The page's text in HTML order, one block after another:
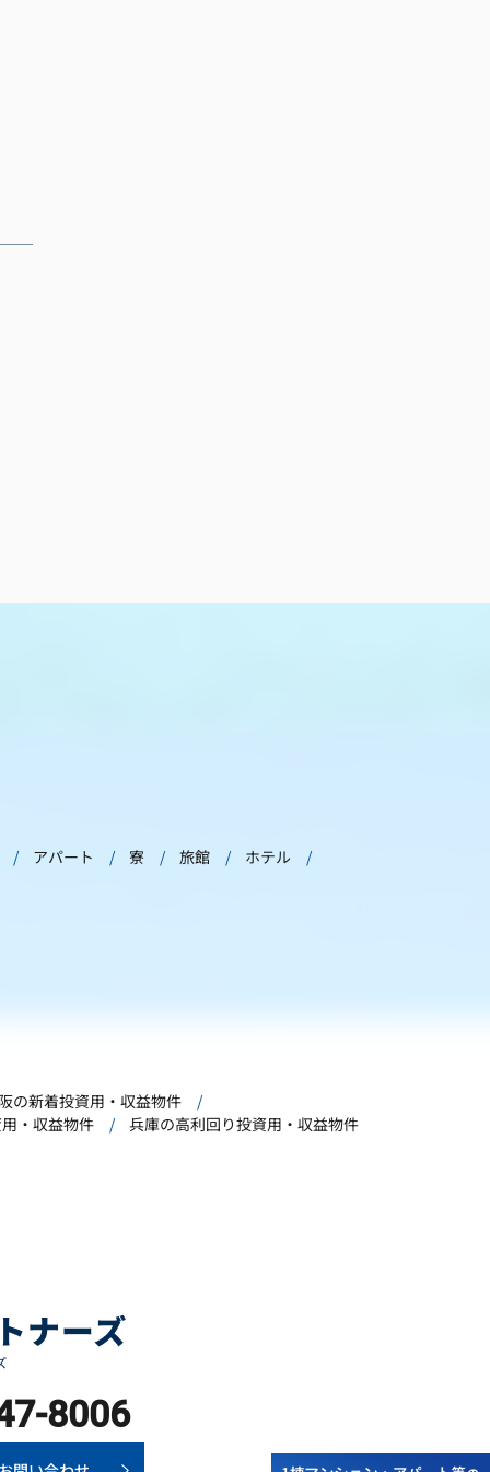
アパート 寮 旅館 ホテル
の新着投資用・収益物件
・収益物件
兵庫の高利回り投資用・収益物件
8006